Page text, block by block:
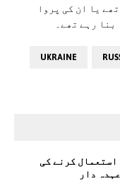
یا ان کی پروا
رہے تھے۔
UKRAINE
استعمال کرنے کی
دار